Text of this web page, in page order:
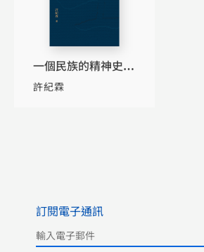
一個民族的精神史
（第二版）（普通
許紀霖
訂閱電子通訊